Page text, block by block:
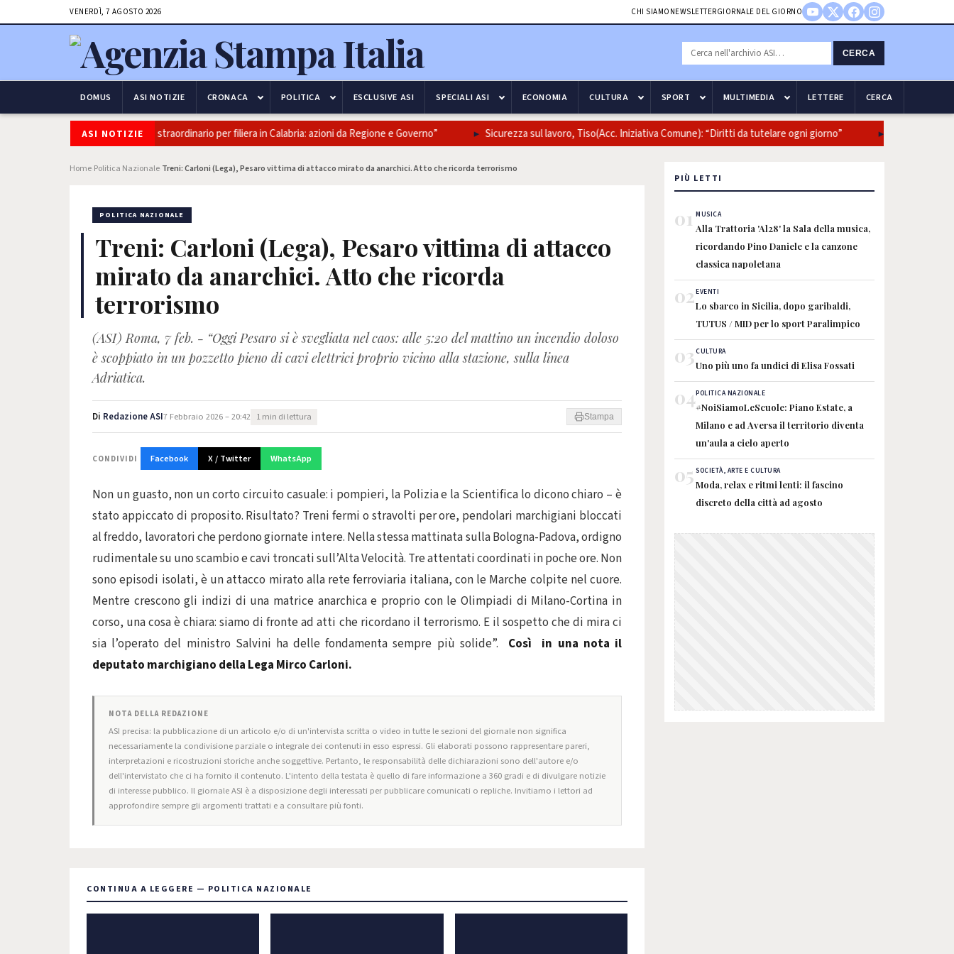
VENERDÌ, 7 AGOSTO 2026 CHI SIAMO NEWSLETTERGIORNALE DEL GIORNO
CERCA
DOMUS ASI NOTIZIE CRONACA POLITICA ESCLUSIVE ASI SPECIALI ASI ECONOMIA CULTURA SPORT MULTIMEDIA LETTERE CERCA
ASI NOTIZIE
Olio, Confeuro-Asu: “Piano straordinario per filiera in Calabria: azioni da Regione e Governo” Sicurezza sul lavoro, Tiso(Acc. Iniziativa Comune): “Diritti da tutelare ogni giorno” Truffe agli
Home Politica Nazionale Treni: Carloni (Lega), Pesaro vittima di attacco mirato da anarchici. Atto che ricorda terrorismo
POLITICA NAZIONALE
Treni: Carloni (Lega), Pesaro vittima di attacco
mirato da anarchici. Atto che ricorda
terrorismo
(ASI) Roma, 7 feb. - “Oggi Pesaro si è svegliata nel caos: alle 5:20 del mattino un incendio doloso
è scoppiato in un pozzetto pieno di cavi elettrici proprio vicino alla stazione, sulla linea
Adriatica.
Di Redazione ASI7 Febbraio 2026 – 20:42 1 min di lettura Stampa
CONDIVIDI Facebook X / Twitter WhatsApp
Non un guasto, non un corto circuito casuale: i pompieri, la Polizia e la Scientifica lo dicono chiaro – è
stato appiccato di proposito. Risultato? Treni fermi o stravolti per ore, pendolari marchigiani bloccati
al freddo, lavoratori che perdono giornate intere. Nella stessa mattinata sulla Bologna-Padova, ordigno
rudimentale su uno scambio e cavi troncati sull’Alta Velocità. Tre attentati coordinati in poche ore. Non
sono episodi isolati, è un attacco mirato alla rete ferroviaria italiana, con le Marche colpite nel cuore.
Mentre crescono gli indizi di una matrice anarchica e proprio con le Olimpiadi di Milano-Cortina in
corso, una cosa è chiara: siamo di fronte ad atti che ricordano il terrorismo. E il sospetto che di mira ci
sia l’operato del ministro Salvini ha delle fondamenta sempre più solide”. Così in una nota il
deputato marchigiano della Lega Mirco Carloni.
NOTA DELLA REDAZIONE
ASI precisa: la pubblicazione di un articolo e/o di un'intervista scritta o video in tutte le sezioni del giornale non significa
necessariamente la condivisione parziale o integrale dei contenuti in esso espressi. Gli elaborati possono rappresentare pareri,
interpretazioni e ricostruzioni storiche anche soggettive. Pertanto, le responsabilità delle dichiarazioni sono dell'autore e/o
dell'intervistato che ci ha fornito il contenuto. L'intento della testata è quello di fare informazione a 360 gradi e di divulgare notizie
di interesse pubblico. Il giornale ASI è a disposizione degli interessati per pubblicare comunicati o repliche. Invitiamo i lettori ad
approfondire sempre gli argomenti trattati e a consultare più fonti.
CONTINUA A LEGGERE — POLITICA NAZIONALE
PIÙ LETTI
01 MUSICA
Alla Trattoria 'Al28' la Sala della musica,
ricordando Pino Daniele e la canzone
classica napoletana
02EVENTI
Lo sbarco in Sicilia, dopo garibaldi,
TUTUS / MID per lo sport Paralimpico
03CULTURA
Uno più uno fa undici di Elisa Fossati
04POLITICA NAZIONALE
#NoiSiamoLeScuole: Piano Estate, a
Milano e ad Aversa il territorio diventa
un'aula a cielo aperto
05 SOCIETÀ, ARTE E CULTURA
Moda, relax e ritmi lenti: il fascino
discreto della città ad agosto